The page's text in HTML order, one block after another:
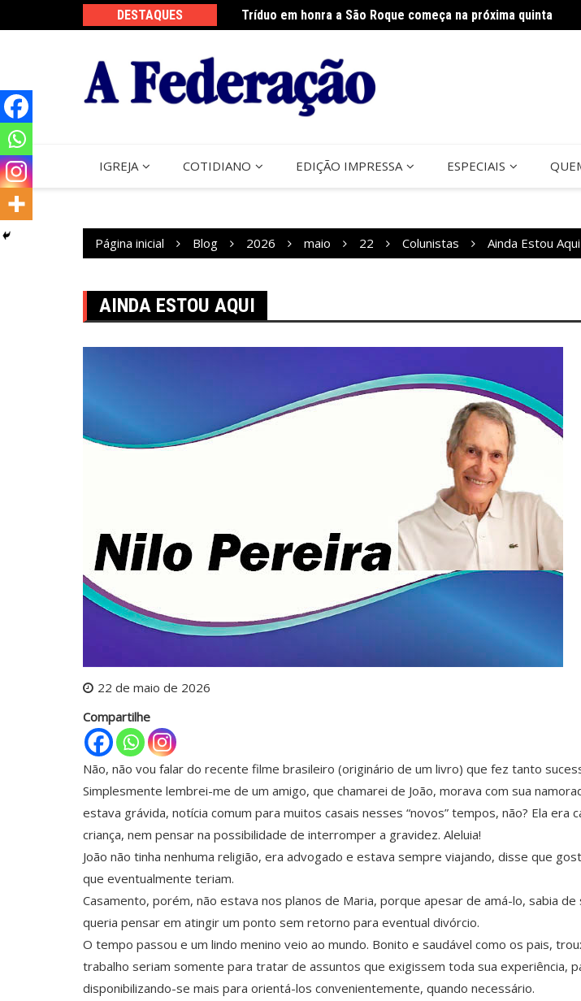
DESTAQUES Tríduo em honra a São Roque começa na próxima quinta
IGREJA COTIDIANO EDIÇÃO IMPRESSA ESPECIAIS
Página inicial Blog 2026 maio 22 Colunistas Ainda Estou Aqui
AINDA ESTOU AQUI
22 de maio de 2026
Compartilhe
Não, não vou falar do recente filme brasileiro (originário de um livro) que fez tanto
Simplesmente lembrei-me de um amigo, que chamarei de João, morava com sua
estava grávida, notícia comum para muitos casais nesses “novos” tempos, não? Ela
criança, nem pensar na possibilidade de interromper a gravidez. Aleluia!
João não tinha nenhuma religião, era advogado e estava sempre viajando, disse que
que eventualmente teriam.
Casamento, porém, não estava nos planos de Maria, porque apesar de amá-lo, sabia
queria pensar em atingir um ponto sem retorno para eventual divórcio.
O tempo passou e um lindo menino veio ao mundo. Bonito e saudável como os pais,
trabalho seriam somente para tratar de assuntos que exigissem toda sua experiência,
disponibilizando-se mais para orientá-los convenientemente, quando necessário.